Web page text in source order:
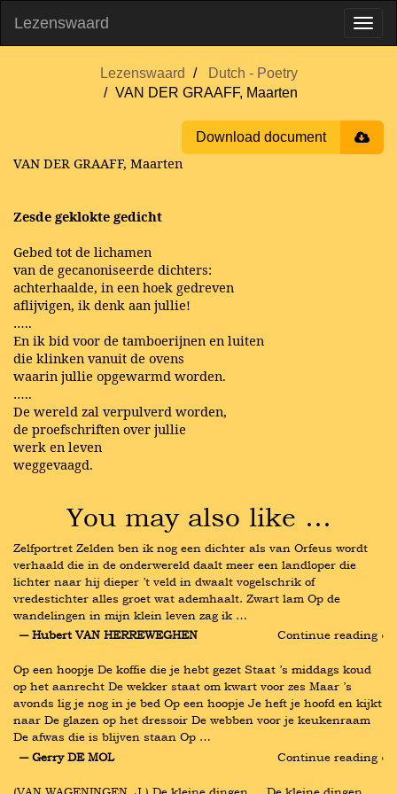
Lezenswaard
Lezenswaard
Dutch - Poetry
VAN DER GRAAFF, Maarten
Download document
VAN DER GRAAFF, Maarten
Zesde geklokte gedicht
Gebed tot de lichamen
van de gecanoniseerde dichters:
achterhaalde, in een hoek gedreven
aflijvigen, ik denk aan jullie!
…..
En ik bid voor de tamboerijnen en luiten
die klinken vanuit de ovens
waarin jullie opgewarmd worden.
…..
De wereld zal verpulverd worden,
de proefschriften over jullie
werk en leven
weggevaagd.
You may also like …
Zelfportret Zelden ben ik nog een dichter als van Orfeus wordt
verhaald die in de onderwereld daalt meer een landloper die
lichter naar hij dieper ’t veld in dwaalt vogelschrik of
vredestichter alles groet wat ademhaalt. Zwart lam Op de
wandelingen in mijn klein leven zag ik …
― Hubert VAN HERREWEGHEN
Continue reading ›
Op een hoopje De koffie die je hebt gezet Staat ’s middags koud
op het aanrecht De wekker staat om kwart voor zes Maar ’s
avonds lig je nog in je bed Op een hoopje Je heft je hoofd en kijkt
naar De glazen op het dressoir De webben voor je keukenraam
De afwas die is blijven staan Op …
― Gerry DE MOL
Continue reading ›